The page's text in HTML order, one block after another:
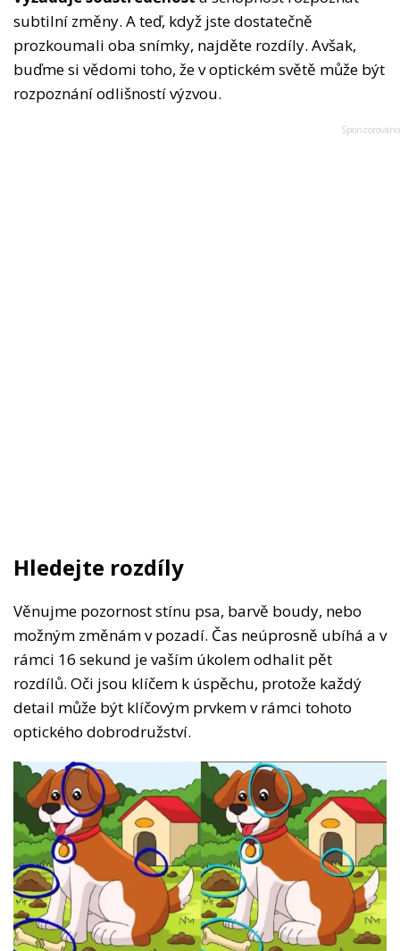
subtilní změny. A teď, když jste dostatečně
prozkoumali oba snímky, najděte rozdíly. Avšak,
buďme si vědomi toho, že v optickém světě může být
rozpoznání odlišností výzvou.
Hledejte rozdíly
Věnujme pozornost stínu psa, barvě boudy, nebo
možným změnám v pozadí. Čas neúprosně ubíhá a v
rámci 16 sekund je vaším úkolem odhalit pět
rozdílů. Oči jsou klíčem k úspěchu, protože každý
detail může být klíčovým prvkem v rámci tohoto
optického dobrodružství.